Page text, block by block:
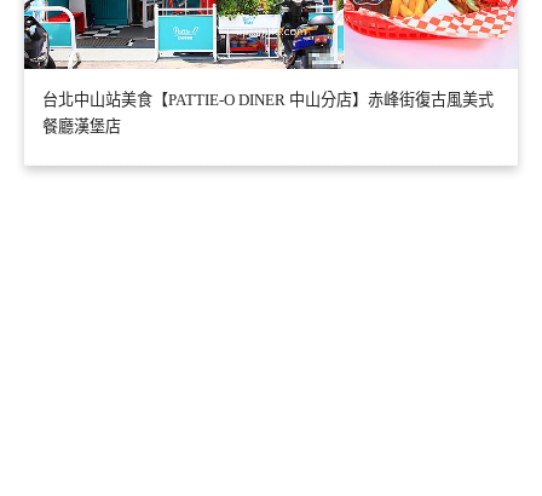
台北中山站美食【PATTIE-O DINER 中山分店】赤峰街復古風美式
餐廳漢堡店